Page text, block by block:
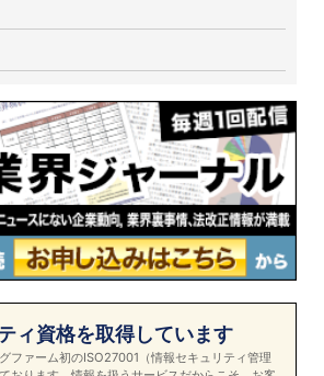
ィ資格を取得しています
ファーム初のISO27001（情報セキュリティ管理